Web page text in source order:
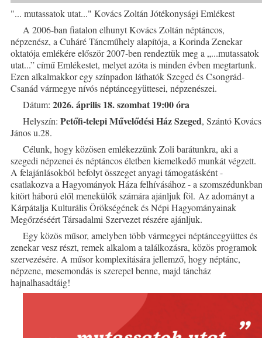
"... mutassatok utat..." Kovács Zoltán Jótékonysági Emlékest
A 2006-ban fiatalon elhunyt Kovács Zoltán néptáncos,
népzenész, a Cuháré Táncműhely alapítója, a Korinda Zenekar
oktatója emlékére először 2007-ben rendeztük meg a „...mutassatok
utat...” című Emlékestet, melyet azóta is minden évben megtartunk.
Ezen alkalmakkor egy színpadon láthatók Szeged és Csongrád-
Csanád vármegye nívós néptáncegyüttesei, népzenészei.
Dátum: 2026. április 18. szombat 19:00 óra
Helyszín: Petőfi-telepi Művelődési Ház Szeged, Szántó Kovács
János u.28.
Célunk, hogy közösen emlékezzünk Zoli barátunkra, aki a
szegedi népzenei és néptáncos életben kiemelkedő munkát végzett.
A felajánlásokból befolyt összeget anyagi támogatásként -
csatlakozva a Hagyományok Háza felhívásához - a szomszédunkban
kitört háború elől menekülők számára ajánljuk föl. Az adományt a
Kárpátalja Kulturális Örökségének és Népi Hagyományainak
Megőrzéséért Társadalmi Szervezet részére ajánljuk.
Egy közös műsor, amelyben több vármegyei néptáncegyüttes és
zenekar vesz részt, remek alkalom a találkozásra, közös programok
szervezésére. A műsor komplexitására jellemző, hogy néptánc,
népzene, mesemondás is szerepel benne, majd táncház
hajnalhasadtáig!